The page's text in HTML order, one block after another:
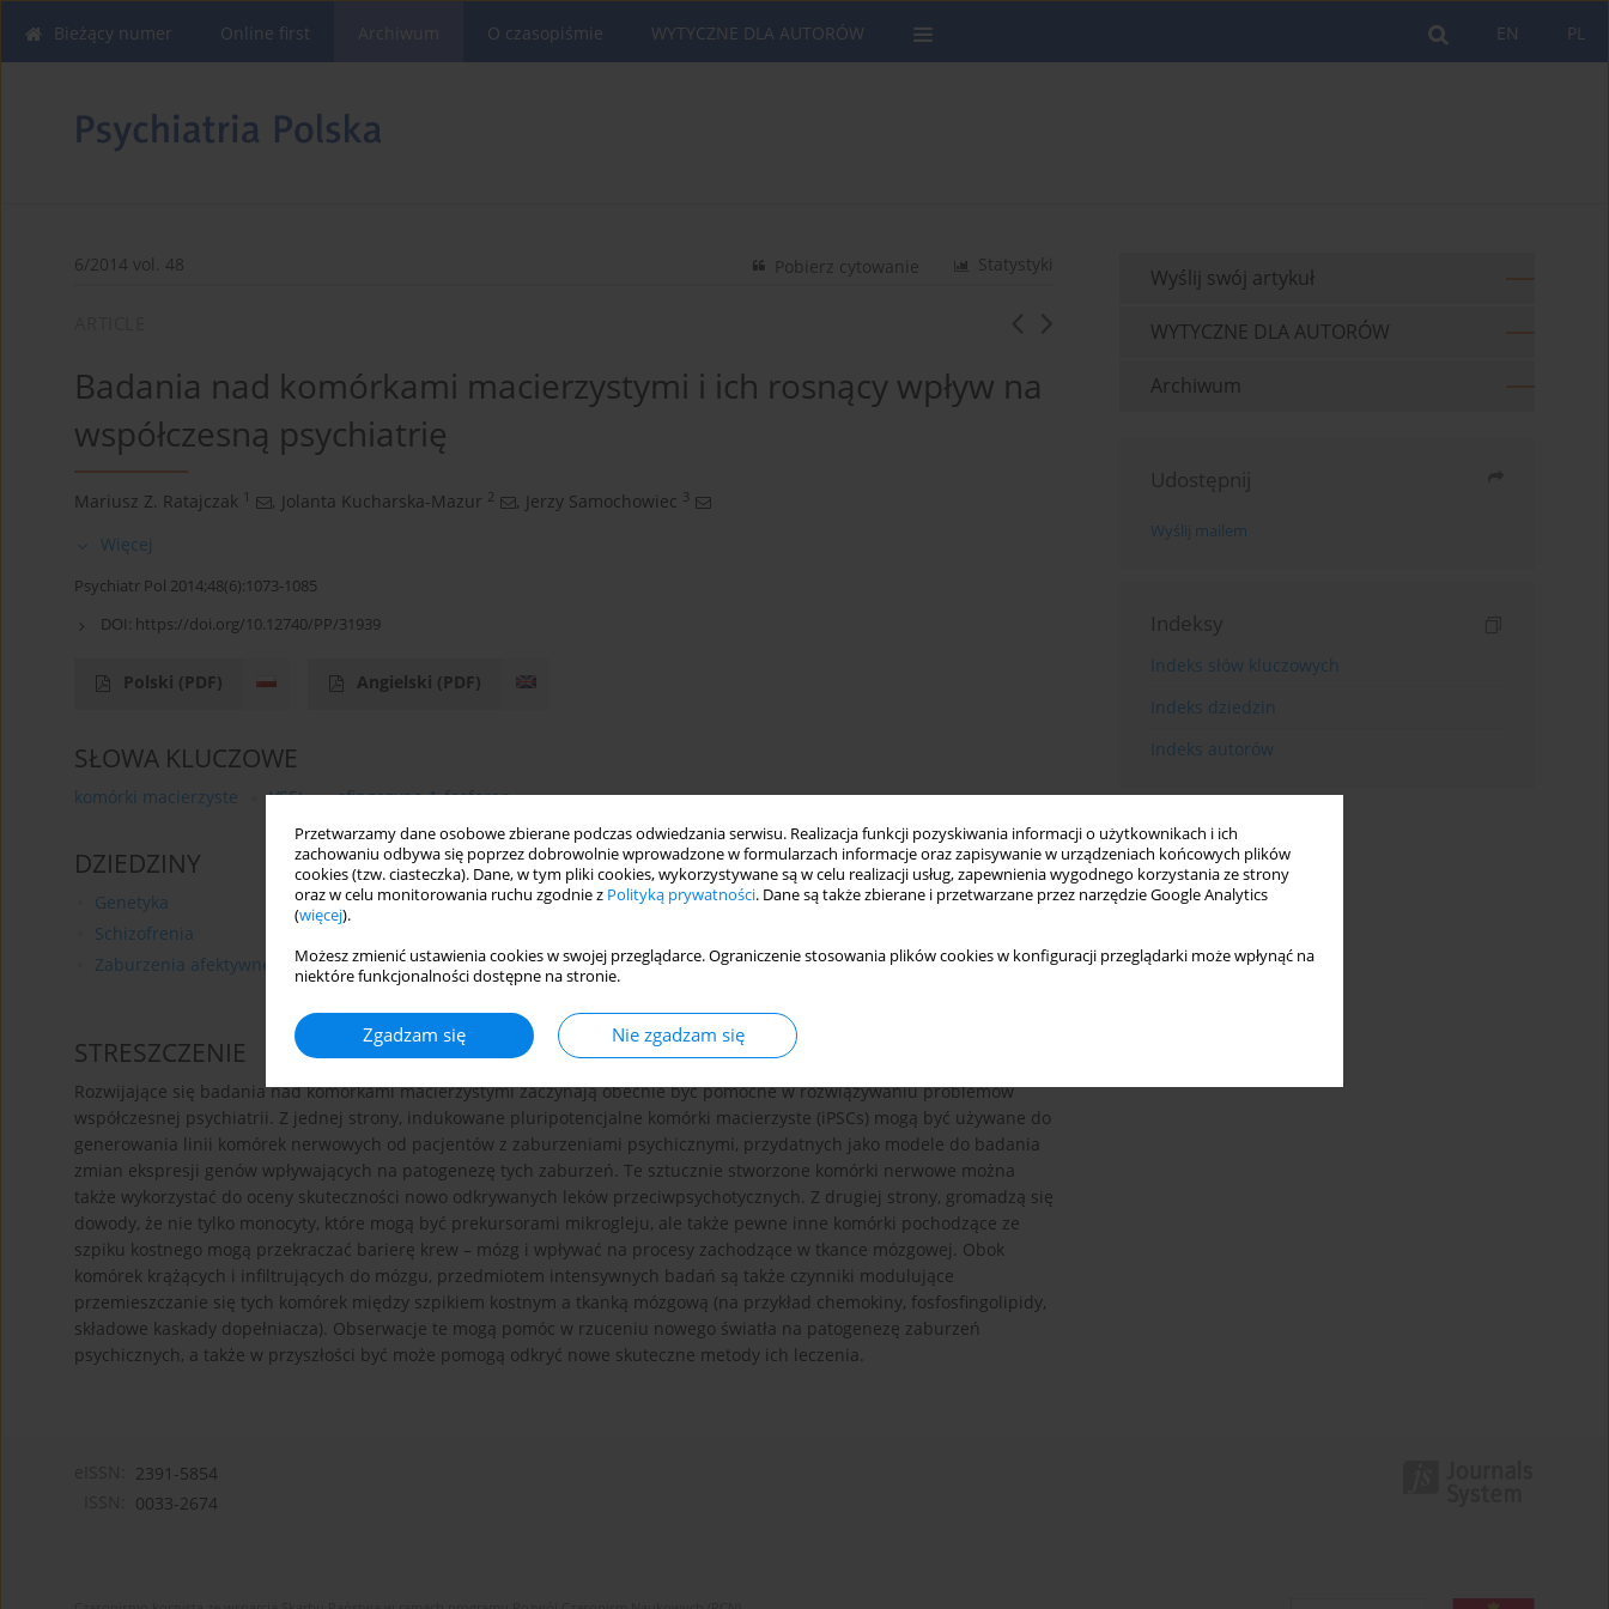
Przetwarzamy dane osobowe zbierane podczas odwiedzania serwisu. Realizacja funkcji pozyskiwania informacji o użytkownikach i ich
zachowaniu odbywa się poprzez dobrowolnie wprowadzone w formularzach informacje oraz zapisywanie w urządzeniach końcowych plików
cookies (tzw. ciasteczka). Dane, w tym pliki cookies, wykorzystywane są w celu realizacji usług, zapewnienia wygodnego korzystania ze strony
oraz w celu monitorowania ruchu zgodnie z Polityką prywatności. Dane są także zbierane i przetwarzane przez narzędzie Google Analytics
(więcej).
Możesz zmienić ustawienia cookies w swojej przeglądarce. Ograniczenie stosowania plików cookies w konfiguracji przeglądarki może wpłynąć na
niektóre funkcjonalności dostępne na stronie.
Zgadzam się Nie zgadzam się
PL
EN
Bieżący numer Online first O czasopiśmie WYTYCZNE DLA AUTORÓW
6/2014 vol. 48 Statystyki
Pobierz cytowanie
Badania nad komórkami macierzystymi i ich rosnący wpływ na
współczesną psychiatrię
Mariusz Z. Ratajczak 1 , Jolanta Kucharska-Mazur 2 , Jerzy Samochowiec 3
Więcej
Psychiatr Pol 2014;48(6):1073-1085
DOI: https://doi.org/10.12740/PP/31939
Polski (PDF) Angielski (PDF)
SŁOWA KLUCZOWE
komórki macierzyste VSEL sfingozyno-1-fosforan
DZIEDZINY
Genetyka
Schizofrenia
Zaburzenia afektywne
STRESZCZENIE
Rozwijające się badania nad komórkami macierzystymi zaczynają obecnie być pomocne w rozwiązywaniu problemów
współczesnej psychiatrii. Z jednej strony, indukowane pluripotencjalne komórki macierzyste (iPSCs) mogą być używane do
generowania linii komórek nerwowych od pacjentów z zaburzeniami psychicznymi, przydatnych jako modele do badania
zmian ekspresji genów wpływających na patogenezę tych zaburzeń. Te sztucznie stworzone komórki nerwowe można
także wykorzystać do oceny skuteczności nowo odkrywanych leków przeciwpsychotycznych. Z drugiej strony, gromadzą się
dowody, że nie tylko monocyty, które mogą być prekursorami mikrogleju, ale także pewne inne komórki pochodzące ze
szpiku kostnego mogą przekraczać barierę krew – mózg i wpływać na procesy zachodzące w tkance mózgowej. Obok
komórek krążących i infiltrujących do mózgu, przedmiotem intensywnych badań są także czynniki modulujące
przemieszczanie się tych komórek między szpikiem kostnym a tkanką mózgową (na przykład chemokiny, fosfosfingolipidy,
składowe kaskady dopełniacza). Obserwacje te mogą pomóc w rzuceniu nowego światła na patogenezę zaburzeń
psychicznych, a także w przyszłości być może pomogą odkryć nowe skuteczne metody ich leczenia.
Wyślij swój artykuł
WYTYCZNE DLA AUTORÓW
Archiwum
Udostępnij
Wyślij mailem
Indeksy
Indeks słów kluczowych
Indeks dziedzin
Indeks autorów
2391-5854
0033-2674